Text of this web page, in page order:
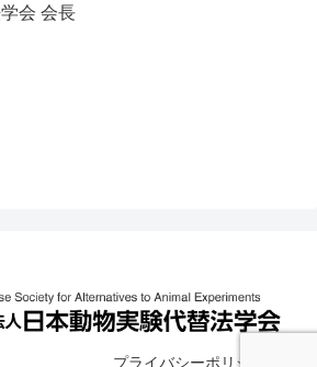
会 会長
プライバシーポリシー